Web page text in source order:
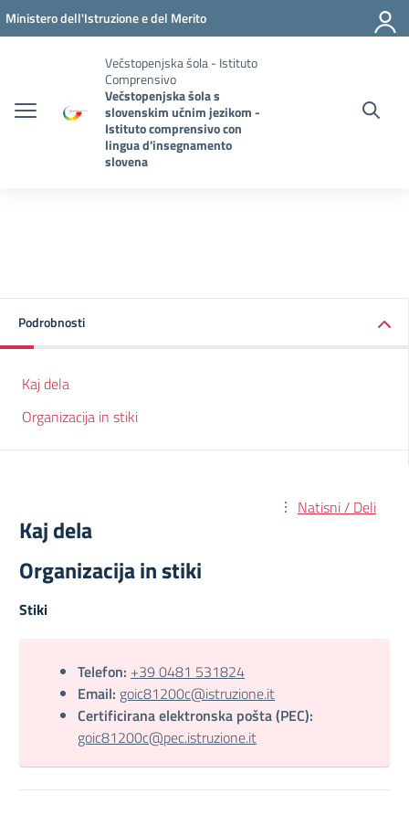
Pojdi na vsebino
Vai al menu di navigazione
Vai al footer
Ministero dell'Istruzione e del Merito
Večstopenjska šola - Istituto
Comprensivo
Večstopenjska šola s
slovenskim učnim jezikom -
Istituto comprensivo con
lingua d'insegnamento
slovena
Podrobnosti
Kaj dela
Organizacija in stiki
Natisni / Deli
Kaj dela
Organizacija in stiki
Stiki
Telefon: +39 0481 531824
Email: goic81200c@istruzione.it
Certificirana elektronska pošta (PEC):
goic81200c@pec.istruzione.it